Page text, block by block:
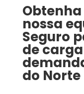
nossa
Seguro
de carga
do Norte